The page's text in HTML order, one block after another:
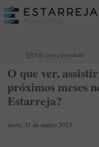
Fale com a presidente
O que ver,
próximos meses
Estarreja?
sexta, 31 de março 2023